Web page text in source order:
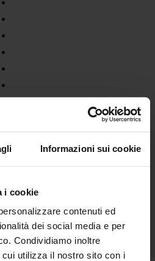
Informazioni sui cookie
i cookie
contenuti ed
dei social media e per
Condividiamo inoltre
utilizza il nostro sito con i